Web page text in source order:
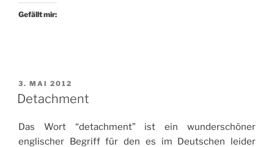
Gefällt mir:
VERÖFFENTLICHT
AM
3. MAI 2012
Detachment
Das Wort “detachment” ist ein wunderschöner
englischer Begriff für den es im Deutschen leider